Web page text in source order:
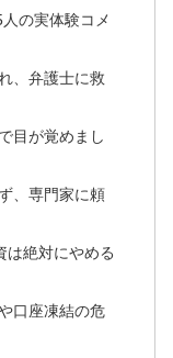
の実体験コメ
、弁護士に救
目が覚めまし
、専門家に頼
絶対にやめる
口座凍結の危